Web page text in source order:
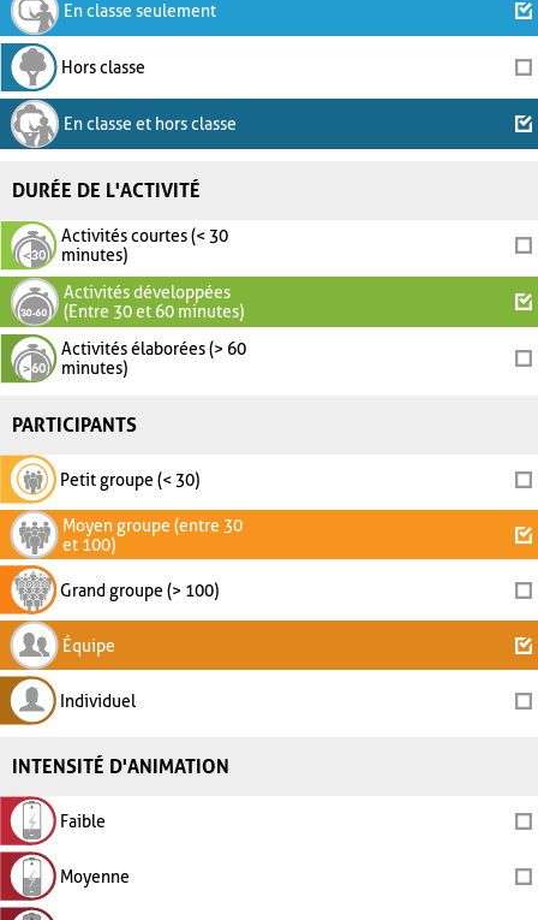
En classe seulement
Hors classe
En classe et hors classe
DURÉE DE L'ACTIVITÉ
Activités courtes (< 30
minutes)
Activités développées
(Entre 30 et 60 minutes)
Activités élaborées (> 60
minutes)
PARTICIPANTS
Petit groupe (< 30)
Moyen groupe (entre 30
et 100)
Grand groupe (> 100)
Équipe
Individuel
INTENSITÉ D'ANIMATION
Faible
Moyenne